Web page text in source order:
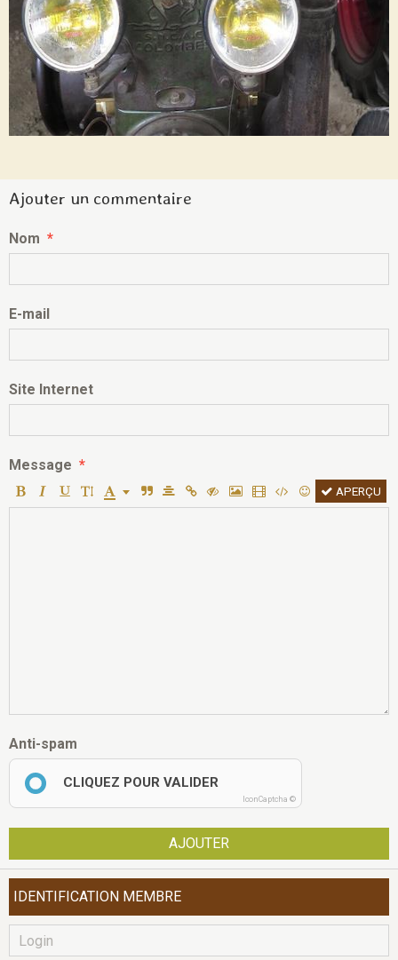
Ajouter un commentaire
Nom
E-mail
Site Internet
Message
APERÇU
Anti-spam
CLIQUEZ POUR VALIDER
IconCaptcha ©
AJOUTER
IDENTIFICATION MEMBRE